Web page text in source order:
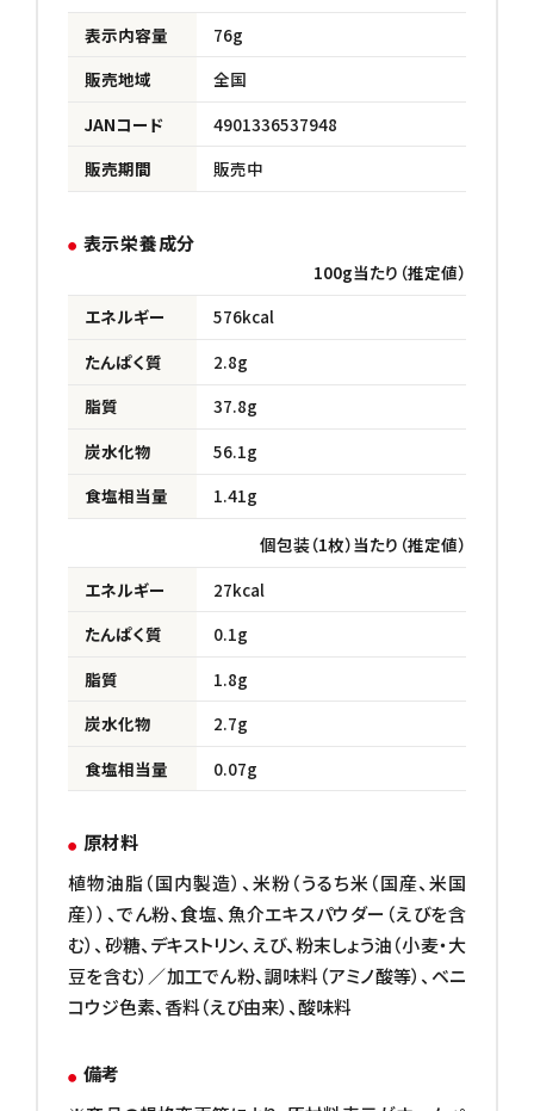
表示内容量
76g
販売地域
全国
JANコード
4901336537948
販売期間
販売中
表示栄養成分
100g当たり（推定値）
エネルギー
576kcal
たんぱく質
2.8g
脂質
37.8g
炭水化物
56.1g
食塩相当量
1.41g
個包装（1枚）当たり（推定値）
エネルギー
27kcal
たんぱく質
0.1g
脂質
1.8g
炭水化物
2.7g
食塩相当量
0.07g
原材料
植物油脂（国内製造）、米粉（うるち米（国産、米国
産））、でん粉、食塩、魚介エキスパウダー（えびを含
む）、砂糖、デキストリン、えび、粉末しょう油（小麦・大
豆を含む）／加工でん粉、調味料（アミノ酸等）、ベニ
コウジ色素、香料（えび由来）、酸味料
備考